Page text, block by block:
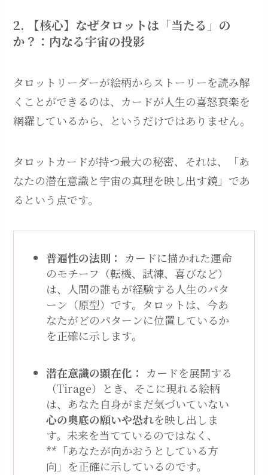
2.
【核心】なぜタロットは「当たる」の
か？：内なる宇宙の投影
タロットリーダーが絵柄からストーリーを読み解
くことができるのは、カードが人生の喜怒哀楽を
網羅しているから、というだけではありません。
タロットカードが持つ最大の秘密、それは、「あ
なたの潜在意識と宇宙の真理を映し出す鏡」であ
るという点です。
普遍性の法則： カードに描かれた運命
のモチーフ（転機、試練、喜びなど）
は、人間の誰もが経験する人生のパタ
ーン（原型）です。タロットは、今あ
なたがどのパターンに位置しているか
を正確に示します。
潜在意識の顕在化： カードを展開する
（Tirage）とき、そこに現れる絵柄
は、あなた自身がまだ気づいていない
心の奥底の願いや恐れを映し出しま
す。未来を当てているのではなく、
**「あなたが向かおうとしている方
向」を正確に示しているのです。